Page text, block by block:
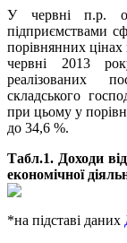
У червні п.р.
підприємствами
порівнянних
червні 2013
реалізованих
складського
при цьому у
до 34,6 %.
Табл.1. Доходи
економічної
*на підставі даних